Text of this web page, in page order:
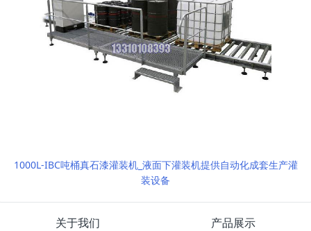
1000L-IBC吨桶真石漆灌装机_液面下灌装机提供自动化成套生产灌
装设备
关于我们 产品展示